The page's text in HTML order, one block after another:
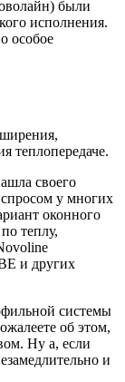
были
исполнения.
особое
теплопередаче.
своего
у многих
оконного
теплу,
и других
системы
об этом,
Ну а, если
и